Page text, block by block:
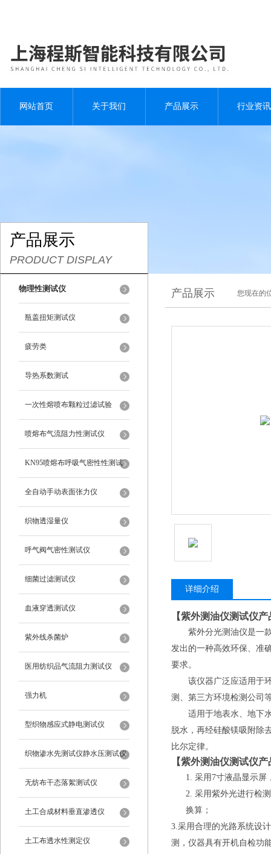
网站首页 关于我们 产品展示 行业资讯
产品展示
PRODUCT DISPLAY
物理性测试仪
瓶盖扭矩测试仪
疲劳类
导热系数测试
一次性熔喷布颗粒过滤试验
喷熔布气流阻力性测试仪
KN95喷熔布呼吸气密性性测试
仪
全自动手动表面张力仪
织物透湿量仪
呼气阀气密性测试仪
细菌过滤测试仪
血液穿透测试仪
紫外线杀菌炉
医用纺织品气流阻力测试仪
强力机
型织物感应式静电测试仪
织物渗水先测试仪静水压测试仪
无纺布干态落絮测试仪
土工合成材料垂直渗透仪
土工布透水性测定仪
产品展示 您现在的
详细介绍
【紫外测油仪测试仪产
紫外分光测油仪是一
发出的一种高效环保、准
要求。
该仪器广泛应适用于
测、第三方环境检测公司
适用于地表水、地下
脱水，再经硅酸镁吸附除
比尔定律。
【紫外测油仪测试仪产
1. 采用 7寸液晶显示屏
2. 采用紫外光进行检
换算；
3.采用合理的光路系统设
测 ，仪器具有开机自检功